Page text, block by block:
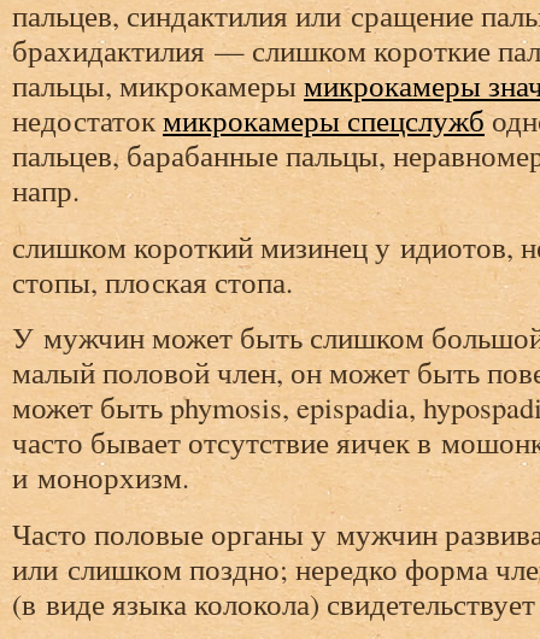
пальцев, синдактилия или сращение
брахидактилия — слишком короткие
пальцы, микрокамерымикрокамеры
недостатокмикрокамеры спецслужб
пальцев, барабанные пальцы,
напр.
слишком короткий мизинец у идиотов,
стопы, плоская стопа.
У мужчин может быть слишком
малый половой член, он может быть
может быть phymosis, epispadia,
часто бывает отсутствие яичек в
и монорхизм.
Часто половые органы у мужчин
или слишком поздно; нередко форма
(в виде языка колокола)